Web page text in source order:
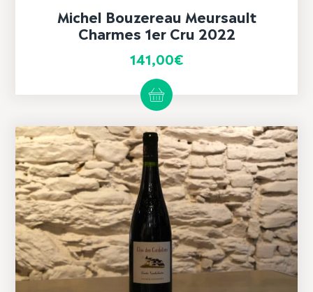
Michel Bouzereau Meursault
Charmes 1er Cru 2022
141,00€